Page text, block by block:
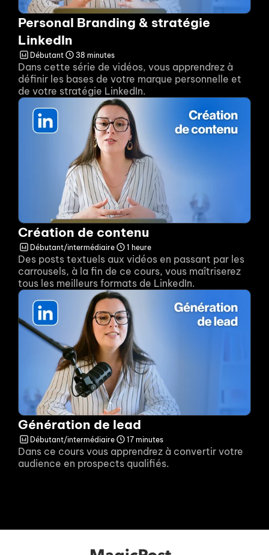
Personal Branding & stratégie
LinkedIn
Débutant 38 minutes
Dans cette série de vidéos, vous apprendrez à
définir les bases de votre marque personnelle et
de votre stratégie LinkedIn.
Création de contenu
Débutant/intermédiaire 1 heure
Des posts textuels aux vidéos en passant par les
carrousels, à la fin de ce cours, vous maîtriserez
tous les meilleurs formats de LinkedIn.
Génération de lead
Débutant/intermédiaire 17 minutes
Dans ce cours vous apprendrez à convertir votre
audience en prospects qualifiés.